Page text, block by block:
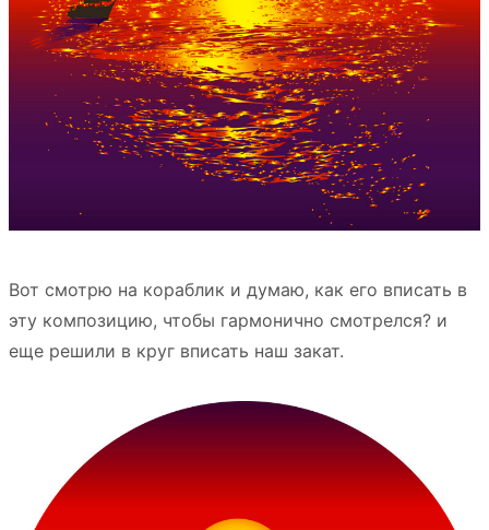
Вот смотрю на кораблик и думаю, как его вписать в
эту композицию, чтобы гармонично смотрелся? и
еще решили в круг вписать наш закат.